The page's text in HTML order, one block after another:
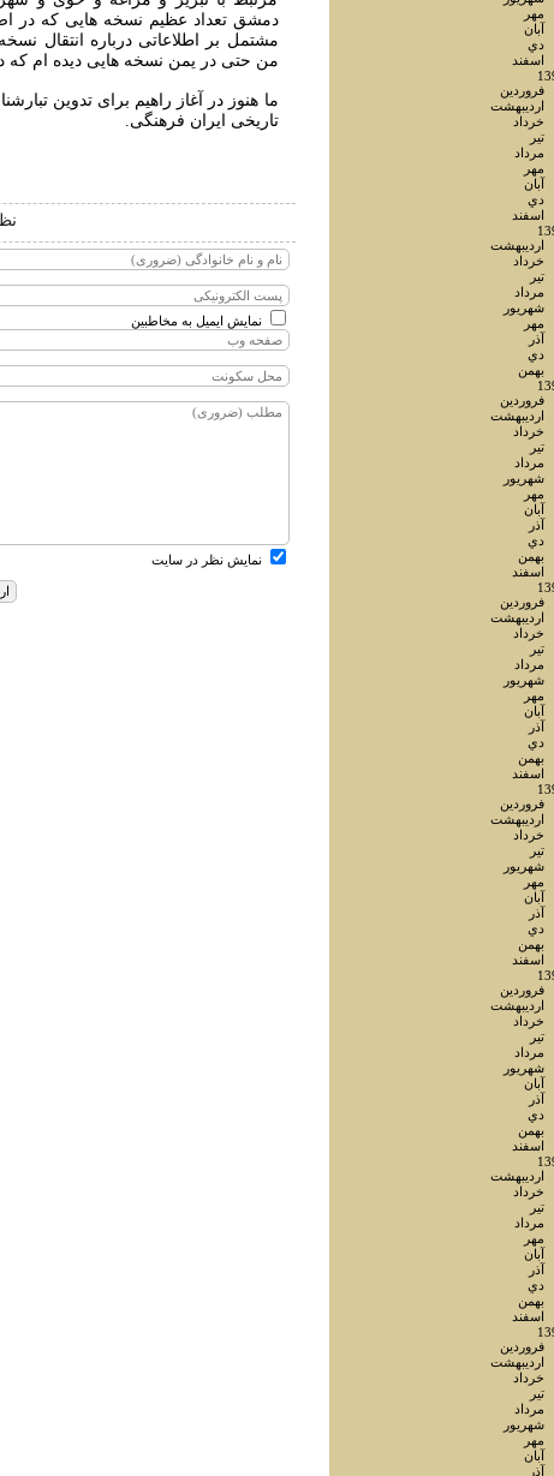
مهر
آبان
دي
اسفند
فروردين
ارديبهشت
خرداد
تير
مرداد
مهر
آبان
دي
اسفند
ارديبهشت
خرداد
تير
مرداد
شهريور
مهر
آذر
دي
بهمن
فروردين
ارديبهشت
خرداد
تير
مرداد
شهريور
مهر
آبان
آذر
دي
بهمن
اسفند
فروردين
ارديبهشت
خرداد
تير
مرداد
شهريور
مهر
آبان
آذر
دي
بهمن
اسفند
فروردين
ارديبهشت
خرداد
تير
شهريور
مهر
آبان
آذر
دي
بهمن
اسفند
فروردين
ارديبهشت
خرداد
تير
مرداد
شهريور
آبان
آذر
دي
بهمن
اسفند
ارديبهشت
خرداد
تير
مرداد
مهر
آبان
آذر
دي
بهمن
اسفند
فروردين
ارديبهشت
خرداد
تير
مرداد
شهريور
مهر
آبان
آذر
دمشق تعداد عظیم نسخه هایی که در
مشتمل بر اطلاعاتی درباره انتقال
من حتی در يمن نسخه هایی ديده ام
ما هنوز در آغاز راهيم برای تدوين
تاریخی ايران فرهنگی.
نمایش ایمیل به مخاطبین
نمایش نظر در سایت